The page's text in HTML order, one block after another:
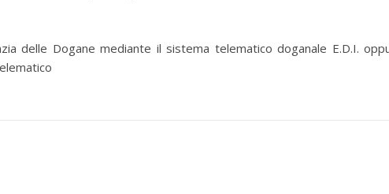
delle Dogane mediante il sistema telematico doganale E.D.I.